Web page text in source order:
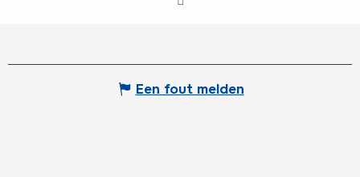
Een fout melden